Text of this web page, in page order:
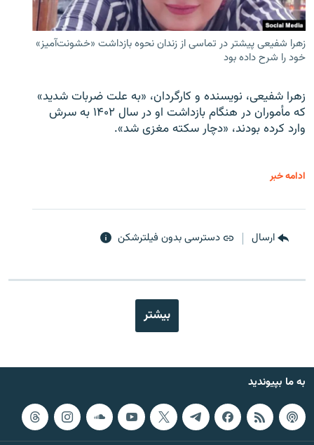
زهرا شفیعی پیشتر در تماسی از زندان نحوه بازداشت «خشونت‌آمیز»
خود را شرح داده بود
زهرا شفیعی، نویسنده و کارگردان، «به علت ضربات شدید»
که مأموران در هنگام بازداشت او در سال ۱۴۰۲ به سرش
وارد کرده بودند، «دچار سکته مغزی شد».
ادامه خبر
ارسال دسترسی بدون فیلترشکن
بیشتر
به ما بپیوندید